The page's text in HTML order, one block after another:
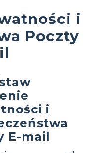
i
Poczty
i
E-mail